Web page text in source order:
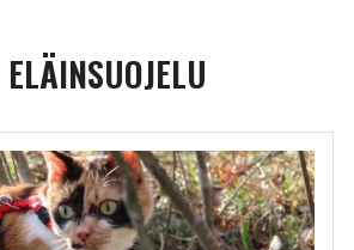
ELÄINSUOJELU